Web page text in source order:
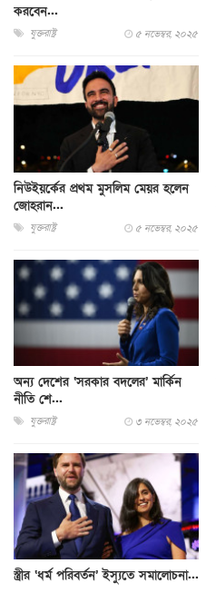
করবেন...
যুক্তরাষ্ট্র ৫ নভেম্বর, ২০২৫
নিউইয়র্কের প্রথম মুসলিম মেয়র হলেন
জোহরান...
যুক্তরাষ্ট্র ৫ নভেম্বর, ২০২৫
অন্য দেশের ‘সরকার বদলের’ মার্কিন
নীতি শে...
যুক্তরাষ্ট্র ৩ নভেম্বর, ২০২৫
স্ত্রীর ‘ধর্ম পরিবর্তন’ ইস্যুতে সমালোচনা...